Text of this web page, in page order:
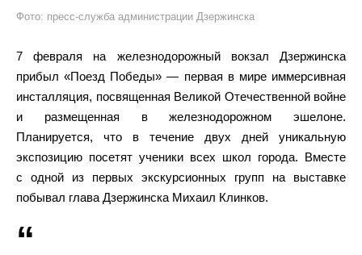
Фото: пресс-служба администрации Дзержинска
7 февраля на железнодорожный вокзал Дзержинска
прибыл «Поезд Победы» — первая в мире иммерсивная
инсталляция, посвященная Великой Отечественной войне
и размещенная в железнодорожном эшелоне.
Планируется, что в течение двух дней уникальную
экспозицию посетят ученики всех школ города. Вместе
с одной из первых экскурсионных групп на выставке
побывал глава Дзержинска Михаил Клинков.